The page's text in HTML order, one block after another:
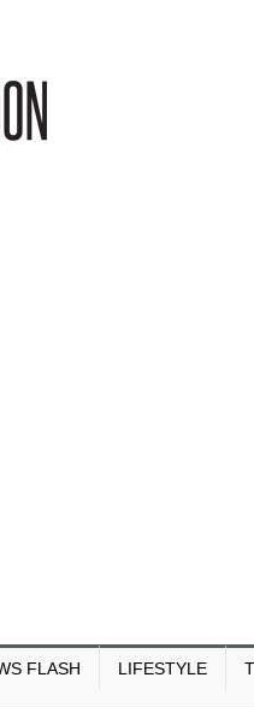
FLASH LIFESTYLE